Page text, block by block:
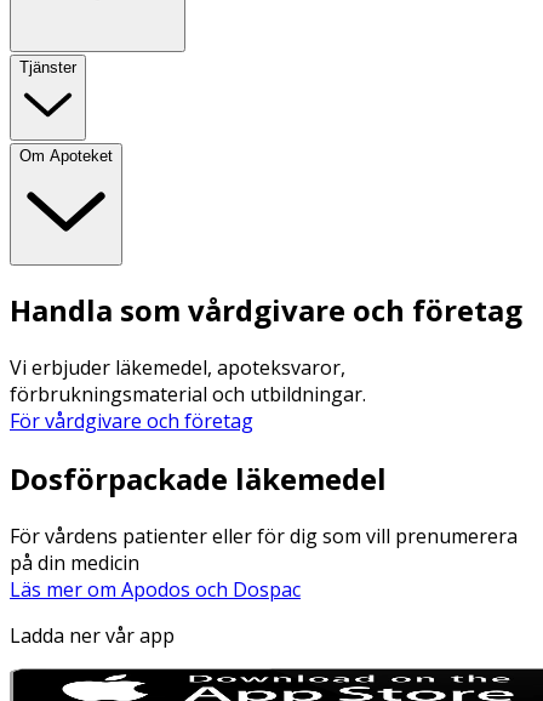
Tjänster
Om Apoteket
Handla som vårdgivare och företag
Vi erbjuder läkemedel, apoteksvaror,
förbrukningsmaterial och utbildningar.
För vårdgivare och företag
Dosförpackade läkemedel
För vårdens patienter eller för dig som vill prenumerera
på din medicin
Läs mer om Apodos och Dospac
Ladda ner vår app